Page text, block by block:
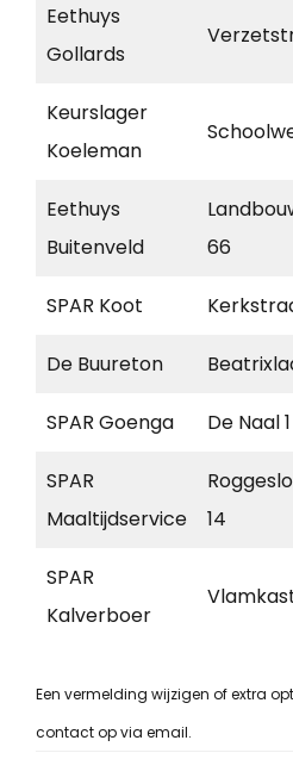
Eethuys
Gollards
Keurslager
Koeleman
Eethuys
Buitenveld
66
SPAR Koot
De Buureton
SPAR Goenga De Naal 1
SPAR
Maaltijdservice
14
SPAR
Kalverboer
Een vermelding wijzigen of extra
contact op via email.